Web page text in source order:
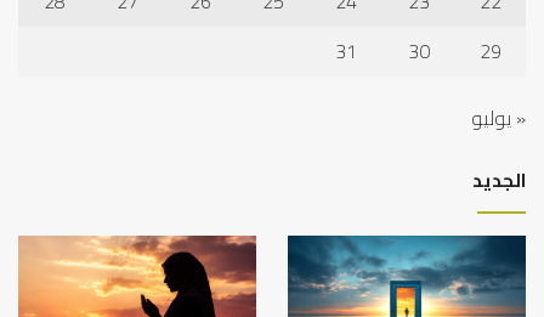
29
30
31
« يوليو
الجديد